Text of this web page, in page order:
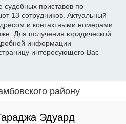
судебных приставов по
13 сотрудников. Актуальный
и контактными номерами
Для получения юридической
информации
интересующего Вас
району
Эдуард